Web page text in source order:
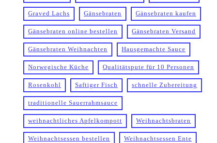
Graved Lachs Gänsebraten Gänsebraten kaufen
Gänsebraten online bestellen Gänsebraten Versand
Gänsebraten Weihnachten Hausgemachte Sauce
Norwegische Küche Qualitätspute für 10 Personen
Rosenkohl Saftiger Fisch schnelle Zubereitung
traditionelle Sauerrahmsauce
weihnachtliches Apfelkompott Weihnachtsbraten
Weihnachtsessen bestellen Weihnachtsessen Ente